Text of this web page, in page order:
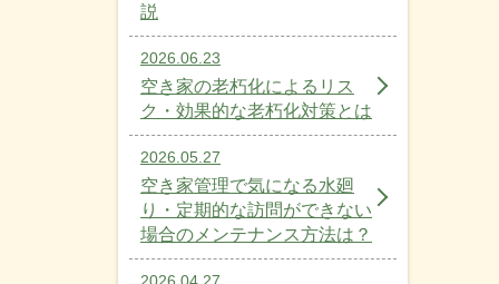
説
2026.06.23
空き家の老朽化によるリス
ク・効果的な老朽化対策とは
2026.05.27
空き家管理で気になる水廻
り・定期的な訪問ができない
場合のメンテナンス方法は？